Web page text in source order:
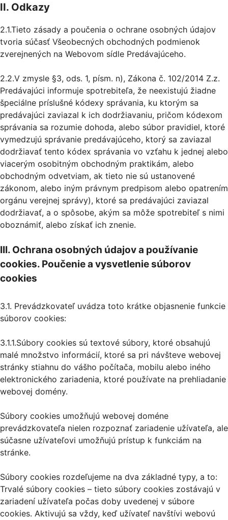
II. Odkazy
2.1.Tieto zásady a poučenia o ochrane osobných údajov
tvoria súčasť Všeobecných obchodných podmienok
zverejnených na Webovom sídle Predávajúceho.
2.2.V zmysle §3, ods. 1, písm. n), Zákona č. 102/2014 Z.z.
Predávajúci informuje spotrebiteľa, že neexistujú žiadne
špeciálne príslušné kódexy správania, ku ktorým sa
predávajúci zaviazal k ich dodržiavaniu, pričom kódexom
správania sa rozumie dohoda, alebo súbor pravidiel, ktoré
vymedzujú správanie predávajúceho, ktorý sa zaviazal
dodržiavať tento kódex správania vo vzťahu k jednej alebo
viacerým osobitným obchodným praktikám, alebo
obchodným odvetviam, ak tieto nie sú ustanovené
zákonom, alebo iným právnym predpisom alebo opatrením
orgánu verejnej správy), ktoré sa predávajúci zaviazal
dodržiavať, a o spôsobe, akým sa môže spotrebiteľ s nimi
oboznámiť, alebo získať ich znenie.
III. Ochrana osobných údajov a používanie
cookies. Poučenie a vysvetlenie súborov
cookies
3.1. Prevádzkovateľ uvádza toto krátke objasnenie funkcie
súborov cookies:
3.1.1.Súbory cookies sú textové súbory, ktoré obsahujú
malé množstvo informácií, ktoré sa pri návšteve webovej
stránky stiahnu do vášho počítača, mobilu alebo iného
elektronického zariadenia, ktoré používate na prehliadanie
webovej domény.
Súbory cookies umožňujú webovej doméne
prevádzkovateľa nielen rozpoznať zariadenie užívateľa, ale
súčasne užívateľovi umožňujú prístup k funkciám na
stránke.
Súbory cookies rozdeľujeme na dva základné typy, a to:
Trvalé súbory cookies – tieto súbory cookies zostávajú v
zariadení užívateľa počas doby uvedenej v súbore
cookies. Aktivujú sa vždy, keď užívateľ navštívi webovú